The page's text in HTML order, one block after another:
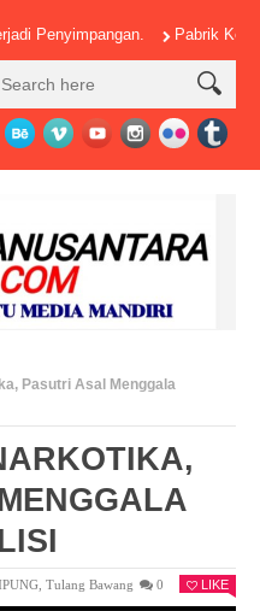
Pabrik Kelapa Sawit
Pasutri Asal Menggala
,Tulang Bawang 0 LIKE